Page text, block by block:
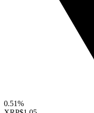
0.51%